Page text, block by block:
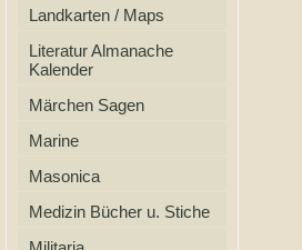
Landkarten / Maps
Literatur Almanache
Kalender
Märchen Sagen
Marine
Masonica
Medizin Bücher u. Stiche